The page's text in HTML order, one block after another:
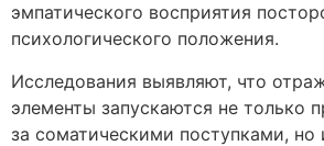
эмпатического восприятия
психологического положения.
Исследования выявляют, что
элементы запускаются не только
за соматическими поступками,